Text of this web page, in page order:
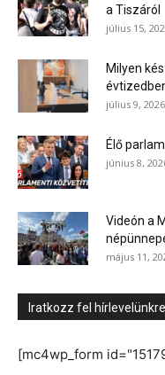
a Tiszáról
július 15,
Milyen
július 9, 2026
Élő
június 8,
Videón a
május 11,
Iratkozz fel
[mc4wp_form